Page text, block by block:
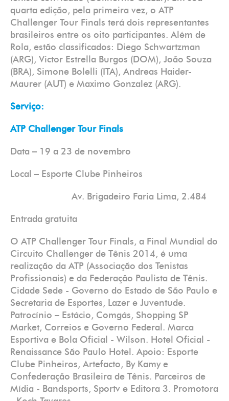
quarta edição, pela primeira vez, o ATP
Challenger Tour Finals terá dois representantes
brasileiros entre os oito participantes. Além de
Rola, estão classificados: Diego Schwartzman
(ARG), Victor Estrella Burgos (DOM), João Souza
(BRA), Simone Bolelli (ITA), Andreas Haider-
Maurer (AUT) e Maximo Gonzalez (ARG).
Serviço:
ATP Challenger Tour Finals
Data – 19 a 23 de novembro
Local – Esporte Clube Pinheiros
Av. Brigadeiro Faria Lima, 2.484
Entrada gratuita
O ATP Challenger Tour Finals, a Final Mundial do
Circuito Challenger de Tênis 2014, é uma
realização da ATP (Associação dos Tenistas
Profissionais) e da Federação Paulista de Tênis.
Cidade Sede - Governo do Estado de São Paulo e
Secretaria de Esportes, Lazer e Juventude.
Patrocínio – Estácio, Comgás, Shopping SP
Market, Correios e Governo Federal. Marca
Esportiva e Bola Oficial - Wilson. Hotel Oficial -
Renaissance São Paulo Hotel. Apoio: Esporte
Clube Pinheiros, Artefacto, By Kamy e
Confederação Brasileira de Tênis. Parceiros de
Mídia - Bandsports, Sportv e Editora 3. Promotora